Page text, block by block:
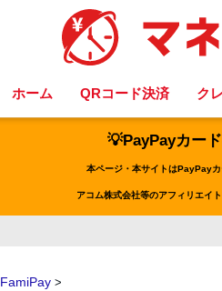
ホーム QRコード決済 ク
💡PayPayカー
本ページ・本サイトはPayPay
アコム株式会社等のアフィリエイ
FamiPay >